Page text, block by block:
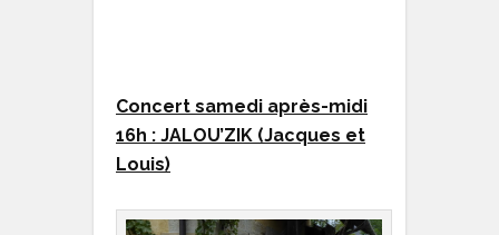
Concert samedi après-midi
16h : JALOU’ZIK (Jacques et
Louis)